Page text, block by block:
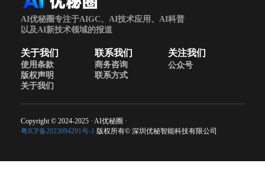
AI优秘圈专注于AIGC、AI技术应用、AI科普
以及AI新技术领域的报道
关于我们
使用条款
版权声明
关于我们
联系我们
商务咨询
联系方式
关注我们
公众号
Copyright © 2024-2025 · AI优秘圈 ·
粤ICP备2023094291号-1 版权所有© 深圳优秘智能科技有限公司